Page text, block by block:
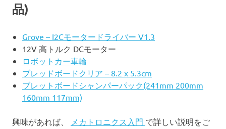
品)
Grove – I2Cモータードライバー V1.3
12V 高トルク DCモーター
ロボットカー車輪
ブレッドボードクリア – 8.2 x 5.3cm
ブレットボードシャンパーパック(241mm 200mm
160mm 117mm)
興味があれば、 メカトロニクス入門 で詳しい説明をご